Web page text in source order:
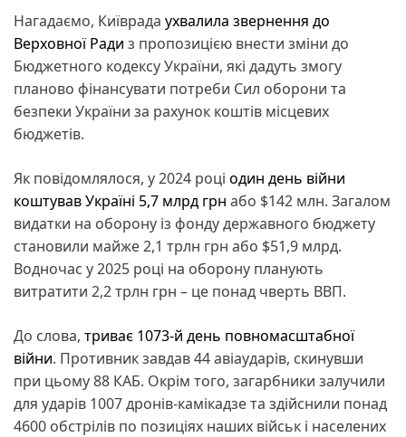
Нагадаємо, Київрада ухвалила звернення до
Верховної Ради з пропозицією внести зміни до
Бюджетного кодексу України, які дадуть змогу
планово фінансувати потреби Сил оборони та
безпеки України за рахунок коштів місцевих
бюджетів.
Як повідомлялося, у 2024 році один день війни
коштував Україні 5,7 млрд грн або $142 млн. Загалом
видатки на оборону із фонду державного бюджету
становили майже 2,1 трлн грн або $51,9 млрд.
Водночас у 2025 році на оборону планують
витратити 2,2 трлн грн – це понад чверть ВВП.
До слова, триває 1073-й день повномасштабної
війни. Противник завдав 44 авіаударів, скинувши
при цьому 88 КАБ. Окрім того, загарбники залучили
для ударів 1007 дронів-камікадзе та здійснили понад
4600 обстрілів по позиціях наших військ і населених